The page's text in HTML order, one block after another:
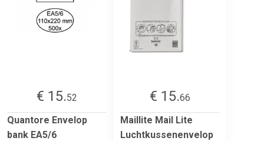
€ 15.52
Quantore Envelop
bank EA5/6
€ 15.66
Maillite Mail Lite
Luchtkussenenvelop